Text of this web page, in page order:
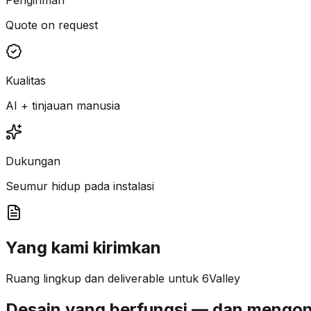
Quote on request
Kualitas
AI + tinjauan manusia
Dukungan
Seumur hidup pada instalasi
Yang kami kirimkan
Ruang lingkup dan deliverable untuk 6Valley